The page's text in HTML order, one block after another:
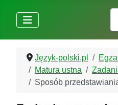
Język-polski.pl
Matura ustna
Sposób